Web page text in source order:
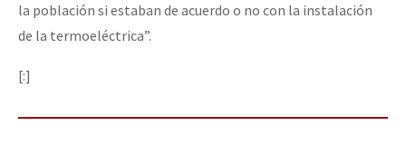
la población si estaban de acuerdo o no con la instalación
de la termoeléctrica”.
[:]